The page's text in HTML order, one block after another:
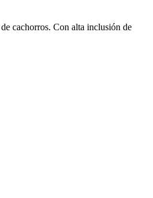
cachorros. Con alta inclusión de